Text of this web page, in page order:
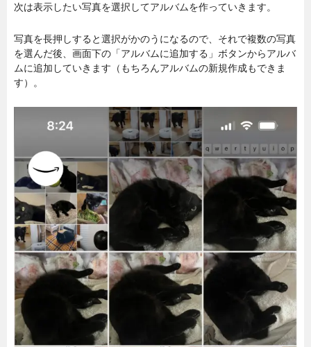
次は表示したい写真を選択してアルバムを作っていきます。
写真を長押しすると選択がかのうになるので、それで複数の写真
を選んだ後、画面下の「アルバムに追加する」ボタンからアルバ
ムに追加していきます（もちろんアルバムの新規作成もできま
す）。